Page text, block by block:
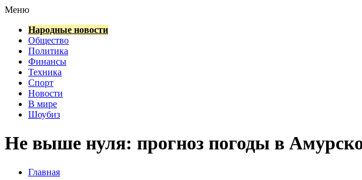
Меню
Народные новости
Общество
Политика
Финансы
Техника
Спорт
Новости
В мире
Шоубиз
Не выше нуля: прогноз погоды в
Главная